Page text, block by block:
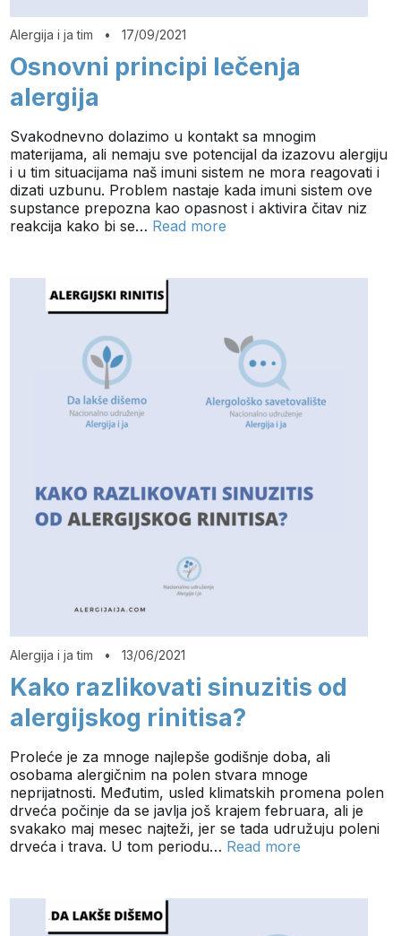
Alergija i ja tim •17/09/2021
Osnovni principi lečenja
alergija
Svakodnevno dolazimo u kontakt sa mnogim
materijama, ali nemaju sve potencijal da izazovu alergiju
i u tim situacijama naš imuni sistem ne mora reagovati i
dizati uzbunu. Problem nastaje kada imuni sistem ove
supstance prepozna kao opasnost i aktivira čitav niz
reakcija kako bi se… Read more
Alergija i ja tim •13/06/2021
Kako razlikovati sinuzitis od
alergijskog rinitisa?
Proleće je za mnoge najlepše godišnje doba, ali
osobama alergičnim na polen stvara mnoge
neprijatnosti. Međutim, usled klimatskih promena polen
drveća počinje da se javlja još krajem februara, ali je
svakako maj mesec najteži, jer se tada udružuju poleni
drveća i trava. U tom periodu… Read more